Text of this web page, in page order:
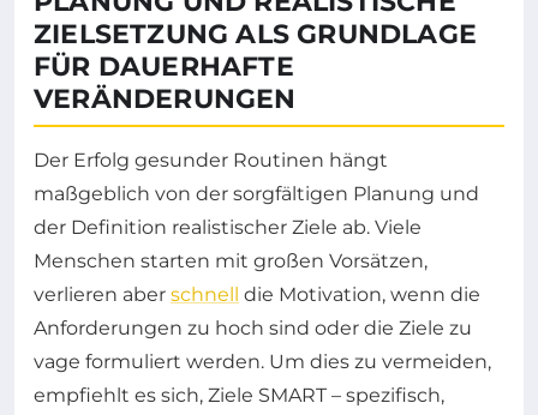
ZIELSETZUNG ALS GRUNDLAGE
FÜR DAUERHAFTE
VERÄNDERUNGEN
Der Erfolg gesunder Routinen hängt
maßgeblich von der sorgfältigen Planung und
der Definition realistischer Ziele ab. Viele
Menschen starten mit großen Vorsätzen,
verlieren aber schnell die Motivation, wenn die
Anforderungen zu hoch sind oder die Ziele zu
vage formuliert werden. Um dies zu vermeiden,
empfiehlt es sich, Ziele SMART – spezifisch,